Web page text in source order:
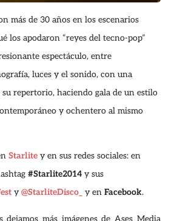
más de 30 años en los escenarios
los apodaron “reyes del tecno-pop”
espectáculo, entre
luces y el sonido, con una
su repertorio, haciendo gala de un estilo
y ochentero al mismo
Starlite y en sus redes sociales: en
#Starlite2014 y sus
y @StarliteDisco_ y en Facebook.
más imágenes de Ases Media